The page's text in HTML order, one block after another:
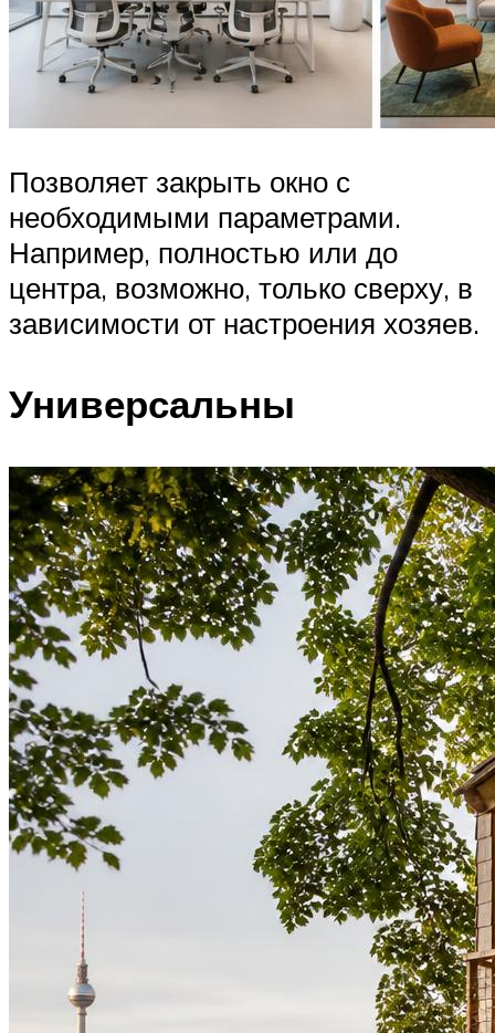
Позволяет закрыть окно с
необходимыми параметрами.
Например, полностью или до
центра, возможно, только сверху, в
зависимости от настроения хозяев.
Универсальны